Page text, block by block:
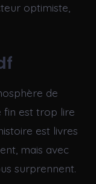
optimiste,
de
fin est trop lire
est livres
mais avec
surprennent.